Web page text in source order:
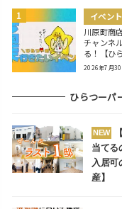
イベント
川原町商
チャンネ
る！【ひ
2026年7月30
ひらつーパ
NEW
当てる
入居可
産】